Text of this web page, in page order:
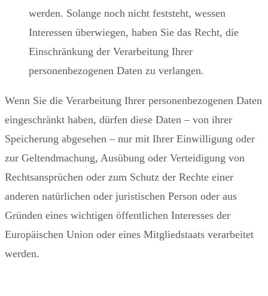
werden. Solange noch nicht feststeht, wessen
Interessen überwiegen, haben Sie das Recht, die
Einschränkung der Verarbeitung Ihrer
personenbezogenen Daten zu verlangen.
Wenn Sie die Verarbeitung Ihrer personenbezogenen Daten
eingeschränkt haben, dürfen diese Daten – von ihrer
Speicherung abgesehen – nur mit Ihrer Einwilligung oder
zur Geltendmachung, Ausübung oder Verteidigung von
Rechtsansprüchen oder zum Schutz der Rechte einer
anderen natürlichen oder juristischen Person oder aus
Gründen eines wichtigen öffentlichen Interesses der
Europäischen Union oder eines Mitgliedstaats verarbeitet
werden.